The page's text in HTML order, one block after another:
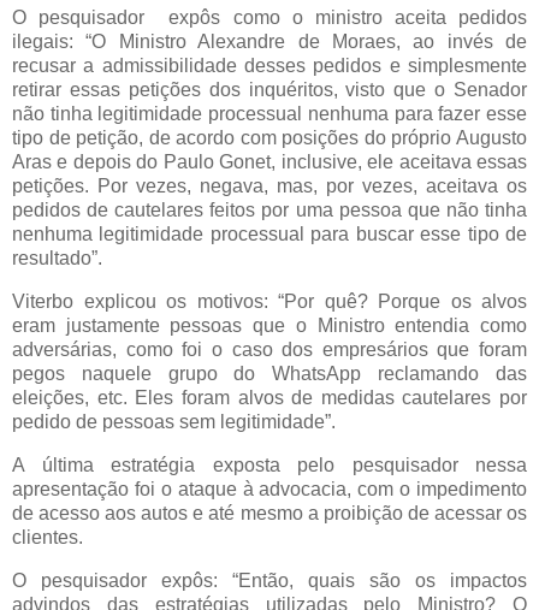
O pesquisador expôs como o ministro aceita pedidos
ilegais: “O Ministro Alexandre de Moraes, ao invés de
recusar a admissibilidade desses pedidos e simplesmente
retirar essas petições dos inquéritos, visto que o Senador
não tinha legitimidade processual nenhuma para fazer esse
tipo de petição, de acordo com posições do próprio Augusto
Aras e depois do Paulo Gonet, inclusive, ele aceitava essas
petições. Por vezes, negava, mas, por vezes, aceitava os
pedidos de cautelares feitos por uma pessoa que não tinha
nenhuma legitimidade processual para buscar esse tipo de
resultado”.
Viterbo explicou os motivos: “Por quê? Porque os alvos
eram justamente pessoas que o Ministro entendia como
adversárias, como foi o caso dos empresários que foram
pegos naquele grupo do WhatsApp reclamando das
eleições, etc. Eles foram alvos de medidas cautelares por
pedido de pessoas sem legitimidade”.
A última estratégia exposta pelo pesquisador nessa
apresentação foi o ataque à advocacia, com o impedimento
de acesso aos autos e até mesmo a proibição de acessar os
clientes.
O pesquisador expôs: “Então, quais são os impactos
advindos das estratégias utilizadas pelo Ministro? O